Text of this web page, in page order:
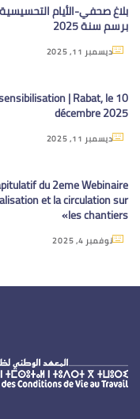
بلاغ صحفي-الأيام
برسم سنة 2025
ديسمبر 11, 2025
| Rabat, le 10
décembre 2025
ديسمبر 11, 2025
du 2eme Webinaire
et la circulation sur
les chantiers»
نوفمبر 4, 2025